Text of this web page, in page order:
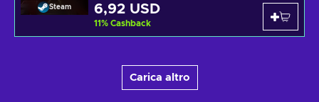
Steam 6,92 USD
11% Cashback
Carica altro